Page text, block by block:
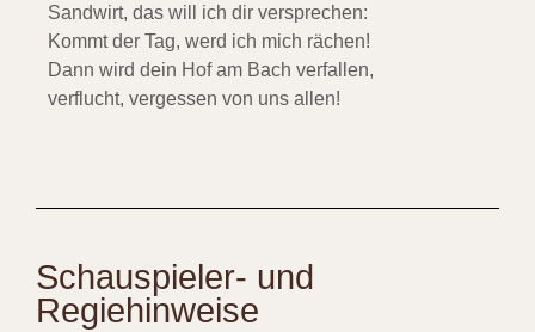
Sandwirt, das will ich dir versprechen:
Kommt der Tag, werd ich mich rächen!
Dann wird dein Hof am Bach verfallen,
verflucht, vergessen von uns allen!
Schauspieler- und
Regiehinweise